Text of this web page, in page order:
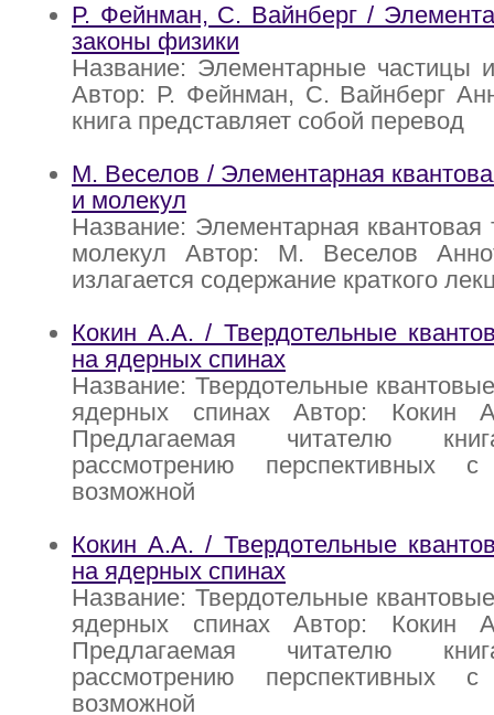
Р. Фейнман, С. Вайнберг /
законы физики
Название: Элементарные частицы
Автор: Р. Фейнман, С. Вайнберг
книга представляет собой перевод
М. Веселов / Элементарная
и молекул
Название: Элементарная квантовая
молекул Автор: М. Веселов
излагается содержание краткого
Кокин А.А. / Твердотельные
на ядерных спинах
Название: Твердотельные
ядерных спинах Автор: Кокин
Предлагаемая читателю
рассмотрению перспективных
возможной
Кокин А.А. / Твердотельные
на ядерных спинах
Название: Твердотельные
ядерных спинах Автор: Кокин
Предлагаемая читателю
рассмотрению перспективных
возможной